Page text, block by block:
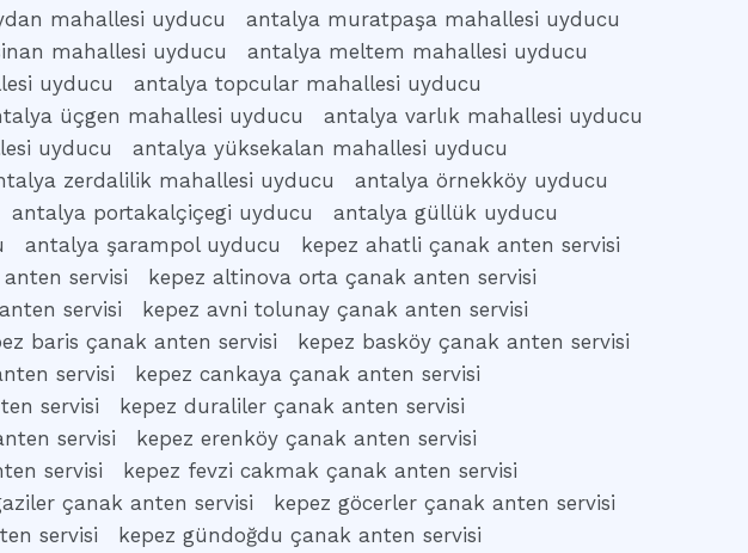
mahallesi uyducu
antalya muratpaşa mahallesi uyducu
mahallesi uyducu
antalya meltem mahallesi uyducu
uyducu
antalya topcular mahallesi uyducu
üçgen mahallesi uyducu
antalya varlık mahallesi uyducu
uyducu
antalya yüksekalan mahallesi uyducu
zerdalilik mahallesi uyducu
antalya örnekköy uyducu
antalya portakalçiçegi uyducu
antalya güllük uyducu
antalya şarampol uyducu
kepez ahatli çanak anten servisi
servisi
kepez altinova orta çanak anten servisi
servisi
kepez avni tolunay çanak anten servisi
baris çanak anten servisi
kepez basköy çanak anten servisi
servisi
kepez cankaya çanak anten servisi
servisi
kepez duraliler çanak anten servisi
servisi
kepez erenköy çanak anten servisi
servisi
kepez fevzi cakmak çanak anten servisi
çanak anten servisi
kepez göcerler çanak anten servisi
servisi
kepez gündoğdu çanak anten servisi